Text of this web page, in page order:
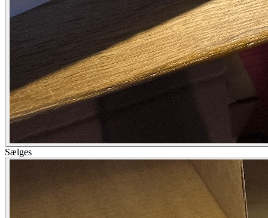
Sælges